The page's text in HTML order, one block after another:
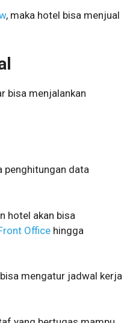
, maka hotel bisa menjual
bisa menjalankan
penghitungan data
hotel akan bisa
Office hingga
mengatur jadwal kerja